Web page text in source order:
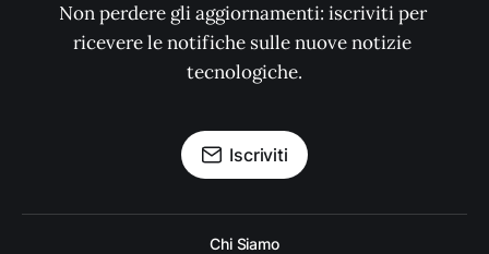
Non perdere gli aggiornamenti: iscriviti per
ricevere le notifiche sulle nuove notizie
tecnologiche.
Iscriviti
Chi Siamo